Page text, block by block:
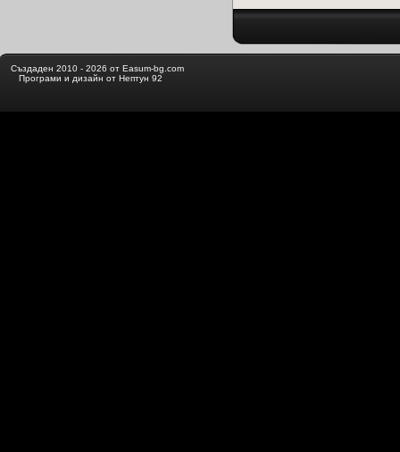
Създаден 2010 - 2026 от Easum-bg.com
Програми и дизайн от Нептун 92